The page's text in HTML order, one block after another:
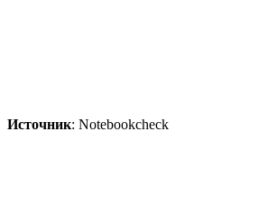
Источник: Notebookcheck